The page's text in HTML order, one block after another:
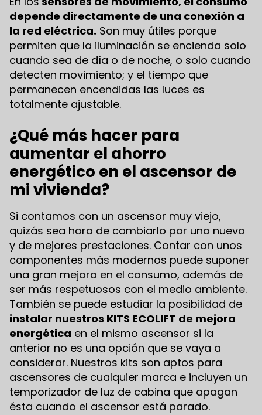
depende directamente de una conexión a
la red eléctrica. Son muy útiles porque
permiten que la iluminación se encienda solo
cuando sea de día o de noche, o solo cuando
detecten movimiento; y el tiempo que
permanecen encendidas las luces es
totalmente ajustable.
¿Qué más hacer para
aumentar el ahorro
energético en el ascensor de
mi vivienda?
Si contamos con un ascensor muy viejo,
quizás sea hora de cambiarlo por uno nuevo
y de mejores prestaciones. Contar con unos
componentes más modernos puede suponer
una gran mejora en el consumo, además de
ser más respetuosos con el medio ambiente.
También se puede estudiar la posibilidad de
instalar nuestros KITS ECOLIFT de mejora
energética en el mismo ascensor si la
anterior no es una opción que se vaya a
considerar. Nuestros kits son aptos para
ascensores de cualquier marca e incluyen un
temporizador de luz de cabina que apagan
ésta cuando el ascensor está parado.